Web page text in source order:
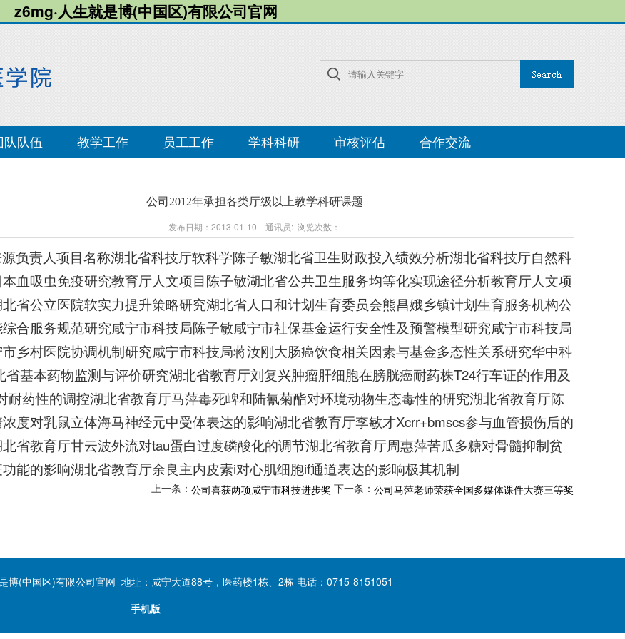
z6mg·人生就是博(中国区)有限公司官网
队队伍 教学工作 员工工作 学科科研 审核评估 合作交流
公司2012年承担各类厅级以上教学科研课题
发布日期：2013-01-10 通讯员: 浏览次数：
负责人项目名称湖北省科技厅软科学陈子敏湖北省卫生财政投入绩效分析湖北省科技厅自然科
血吸虫免疫研究教育厅人文项目陈子敏湖北省公共卫生服务均等化实现途径分析教育厅人文项
省公立医院软实力提升策略研究湖北省人口和计划生育委员会熊昌娥乡镇计划生育服务机构公
合服务规范研究咸宁市科技局陈子敏咸宁市社保基金运行安全性及预警模型研究咸宁市科技局
乡村医院协调机制研究咸宁市科技局蒋汝刚大肠癌饮食相关因素与基金多态性关系研究华中科
省基本药物监测与评价研究湖北省教育厅刘复兴肿瘤肝细胞在膀胱癌耐药株T24行车证的作用及
耐药性的调控湖北省教育厅马萍毒死崥和陆氰菊酯对环境动物生态毒性的研究湖北省教育厅陈
度对乳鼠立体海马神经元中受体表达的影响湖北省教育厅李敏才Xcrr+bmscs参与血管损伤后的
省教育厅甘云波外流对tau蛋白过度磷酸化的调节湖北省教育厅周惠萍苦瓜多糖对骨髓抑制贫
能的影响湖北省教育厅余良主内皮素i对心肌细胞if通道表达的影响极其机制
上一条： 公司喜获两项咸宁市科技进步奖 下一条： 公司马萍老师荣获全国多媒体课件大赛三等奖
博(中国区)有限公司官网 地址：咸宁大道88号，医药楼1栋、2栋 电话：0715-8151051
手机版